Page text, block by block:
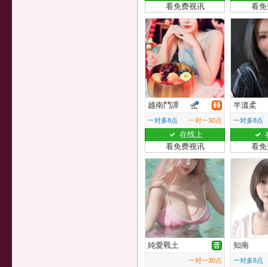
看免费视讯
看
越南鬥譚
一对多8点 一对一30点
在线上
看免费视讯
半溫柔
一对多8点
看
純愛戰土
一对一30点
知南
一对多8点